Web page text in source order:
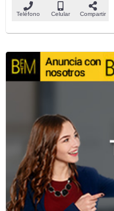
Teléfono Celular Compartir